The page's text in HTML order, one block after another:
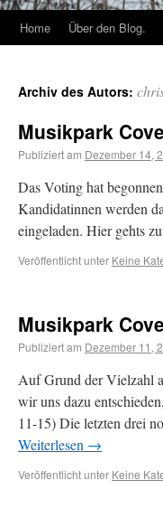
Home Über den Blog.
Archiv des Autors:
Musikpark
Publiziert am Dezember 14,
Das Voting hat
Kandidatinnen werden
eingeladen. Hier gehts
Veröffentlicht unter Keine
Musikpark
Publiziert am Dezember 11,
Auf Grund der Vielzahl
wir uns dazu
11-15) Die letzten drei
Weiterlesen →
Veröffentlicht unter Keine